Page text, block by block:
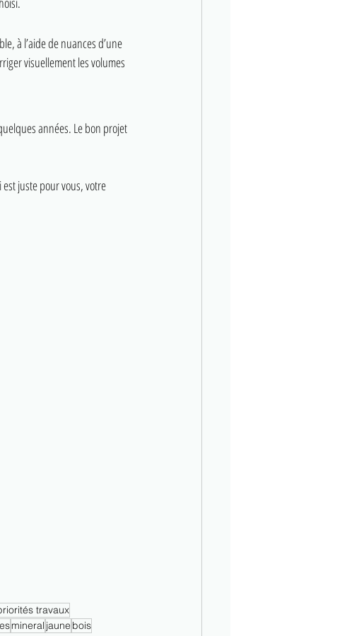
à l’aide de nuances d’une
visuellement les volumes
années. Le bon projet
juste pour vous, votre
travaux
mineral jaune bois